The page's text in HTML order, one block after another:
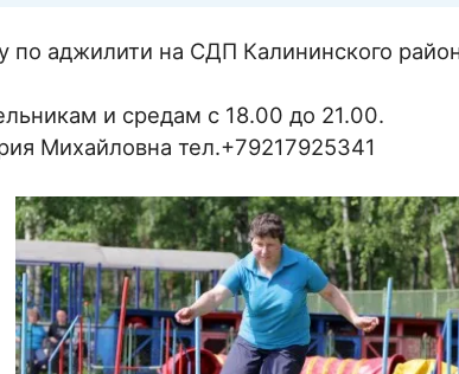
по аджилити на СДП Калининского
и средам с 18.00 до 21.00.
Михайловна тел.+79217925341